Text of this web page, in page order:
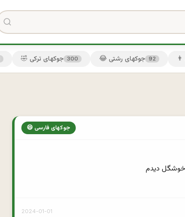
🤣 جوکهای ترکی 300 😂 جوکهای رشتی 92
😄 جوکهای فارسی
2024-01-01